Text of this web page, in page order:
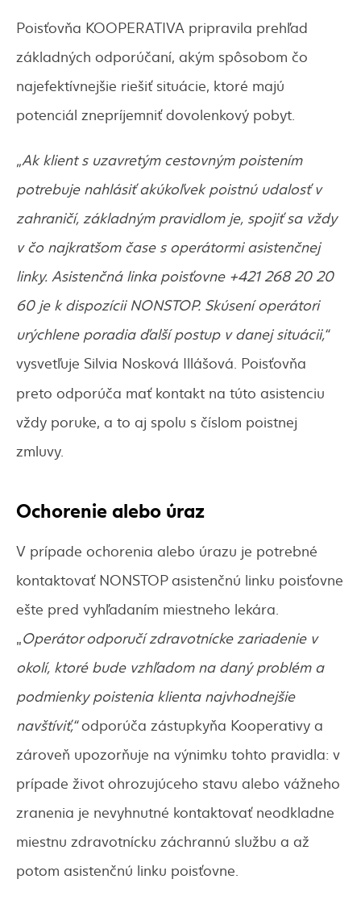
Poisťovňa KOOPERATIVA pripravila prehľad
základných odporúčaní, akým spôsobom čo
najefektívnejšie riešiť situácie, ktoré majú
potenciál znepríjemniť dovolenkový pobyt.
„Ak klient s uzavretým cestovným poistením
potrebuje nahlásiť akúkoľvek poistnú udalosť v
zahraničí, základným pravidlom je, spojiť sa vždy
v čo najkratšom čase s operátormi asistenčnej
linky. Asistenčná linka poisťovne +421 268 20 20
60 je k dispozícii NONSTOP. Skúsení operátori
urýchlene poradia ďalší postup v danej situácii,“
vysvetľuje Silvia Nosková Illášová. Poisťovňa
preto odporúča mať kontakt na túto asistenciu
vždy poruke, a to aj spolu s číslom poistnej
zmluvy.
Ochorenie alebo úraz
V prípade ochorenia alebo úrazu je potrebné
kontaktovať NONSTOP asistenčnú linku poisťovne
ešte pred vyhľadaním miestneho lekára.
„Operátor odporučí zdravotnícke zariadenie v
okolí, ktoré bude vzhľadom na daný problém a
podmienky poistenia klienta najvhodnejšie
navštíviť,“odporúča zástupkyňa Kooperativy a
zároveň upozorňuje na výnimku tohto pravidla: v
prípade život ohrozujúceho stavu alebo vážneho
zranenia je nevyhnutné kontaktovať neodkladne
miestnu zdravotnícku záchrannú službu a až
potom asistenčnú linku poisťovne.